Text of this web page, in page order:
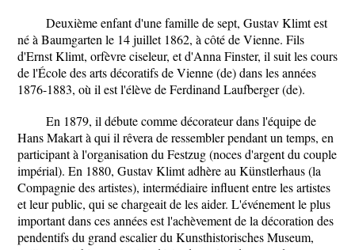
Deuxième enfant d'une famille de sept, Gustav Klimt est
né à Baumgarten le 14 juillet 1862, à côté de Vienne. Fils
d'Ernst Klimt, orfèvre ciseleur, et d'Anna Finster, il suit les cours
de l'École des arts décoratifs de Vienne (de) dans les années
1876-1883, où il est l'élève de Ferdinand Laufberger (de).
En 1879, il débute comme décorateur dans l'équipe de
Hans Makart à qui il rêvera de ressembler pendant un temps, en
participant à l'organisation du Festzug (noces d'argent du couple
impérial). En 1880, Gustav Klimt adhère au Künstlerhaus (la
Compagnie des artistes), intermédiaire influent entre les artistes
et leur public, qui se chargeait de les aider. L'événement le plus
important dans ces années est l'achèvement de la décoration des
pendentifs du grand escalier du Kunsthistorisches Museum,